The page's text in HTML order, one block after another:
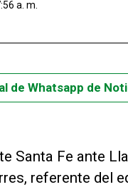
a. m.
de Whatsapp de
Santa Fe ante
referente del